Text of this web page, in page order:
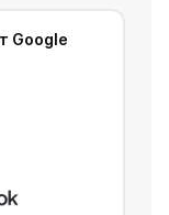
Google